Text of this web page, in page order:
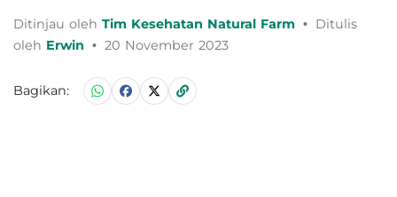
Ditinjau oleh Tim Kesehatan Natural Farm • Ditulis
oleh Erwin • 20 November 2023
Bagikan: